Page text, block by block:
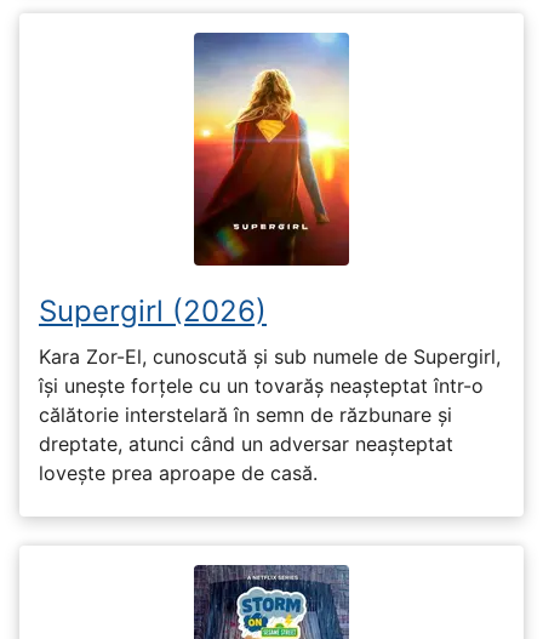
Supergirl (2026)
Kara Zor-El, cunoscută și sub numele de Supergirl,
își unește forțele cu un tovarăș neașteptat într-o
călătorie interstelară în semn de răzbunare și
dreptate, atunci când un adversar neașteptat
lovește prea aproape de casă.